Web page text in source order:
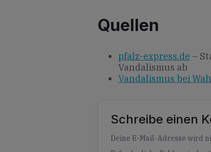
Quellen
pfalz-express.de –
Vandalismus ab
Vandalismus bei
Schreibe einen
Deine E-Mail-Adresse wird
Alternative: